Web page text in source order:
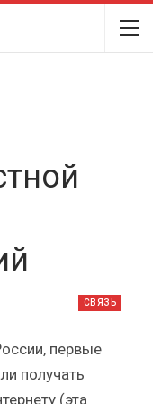
СВЯЗЬ
первые
получать
(эта